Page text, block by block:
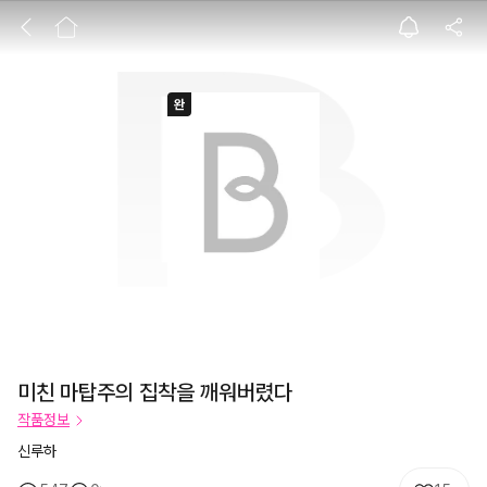
미친 마탑주의 집
미친 마탑주의 집착을 깨워버렸다
작품정보
신루하